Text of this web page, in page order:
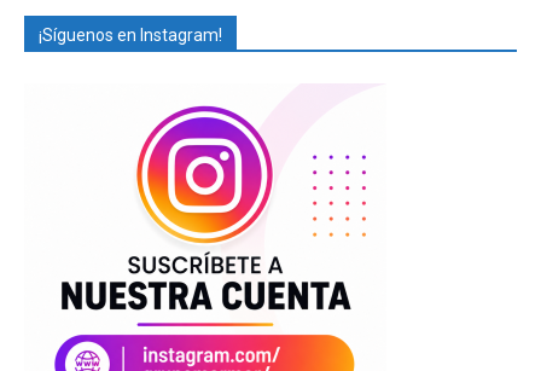
¡Síguenos en Instagram!